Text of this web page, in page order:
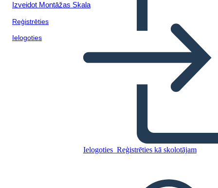
Izveidot Montāžas Skala
Reģistrēties
Ielogoties
Ielogoties Reģistrēties kā skolotājam